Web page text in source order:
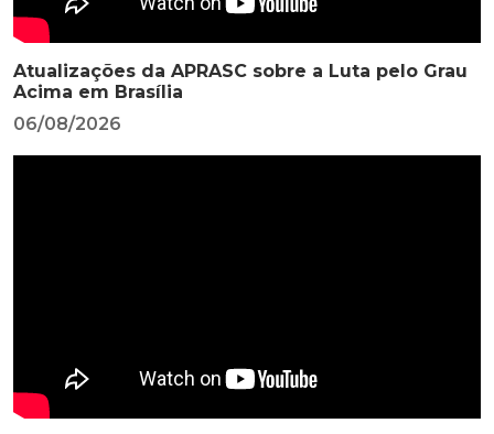
Atualizações da APRASC sobre a Luta pelo Grau
Acima em Brasília
06/08/2026